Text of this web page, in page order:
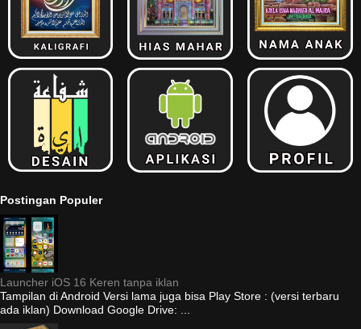
Postingan Populer
Launcher iOS 16 Keren tanpa iklan
Tampilan di Android Versi lama juga bisa Play Store : (versi terbaru
ada iklan) Download Google Drive: ...